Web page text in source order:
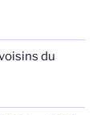
du